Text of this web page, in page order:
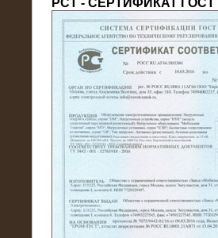
21.08.2016
На производственное
модули 20 МВт (0,4 кВ)
РСТ - СЕРТИФИКАТ ГОСТ